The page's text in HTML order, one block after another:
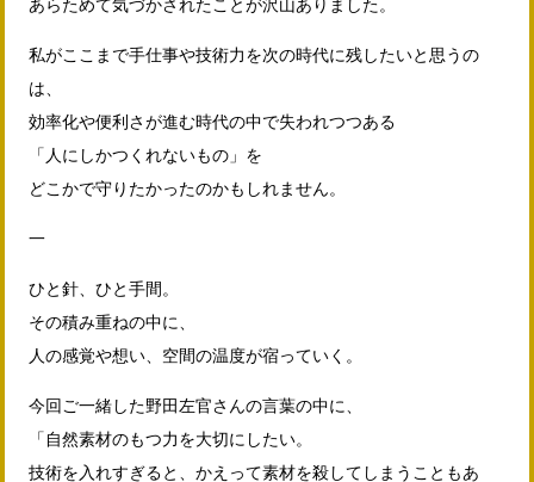
あらためて気づかされたことが沢山ありました。
私がここまで手仕事や技術力を次の時代に残したいと思うの
は、
効率化や便利さが進む時代の中で失われつつある
「人にしかつくれないもの」を
どこかで守りたかったのかもしれません。
一
ひと針、ひと手間。
その積み重ねの中に、
人の感覚や想い、空間の温度が宿っていく。
今回ご一緒した野田左官さんの言葉の中に、
「自然素材のもつ力を大切にしたい。
技術を入れすぎると、かえって素材を殺してしまうこともあ